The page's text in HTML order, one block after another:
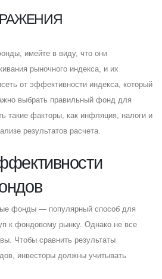
имейте в виду, что они
рыночного индекса, и их
от эффективности индекса, который
выбрать правильный фонд для
такие факторы, как инфляция, налоги и
результатов расчета.
фонды — популярный способ для
к фондовому рынку. Однако не все
Чтобы сравнить результаты
инвесторы должны учитывать